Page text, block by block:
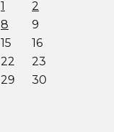
1
2
8
9
15
16
22
23
29
30